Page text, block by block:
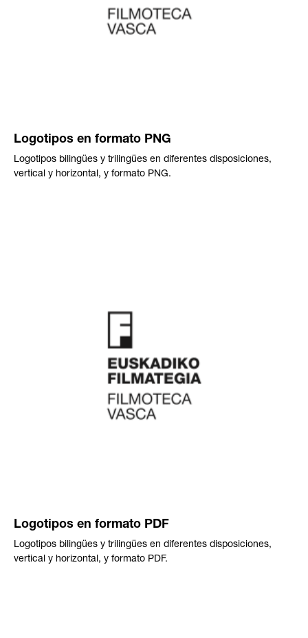
Logotipos en formato PNG
Logotipos bilingües y trilingües en diferentes disposiciones,
vertical y horizontal, y formato PNG.
Logotipos en formato PDF
Logotipos bilingües y trilingües en diferentes disposiciones,
vertical y horizontal, y formato PDF.